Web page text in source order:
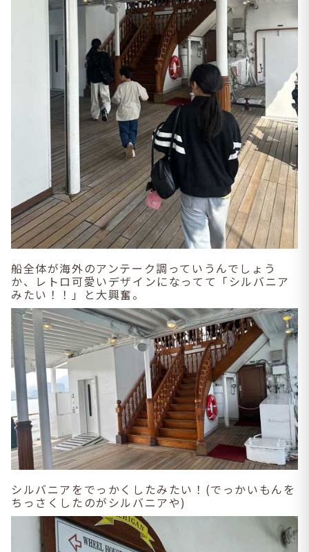
船全体が海外のアンテーク調っていうんでしょう
か、レトロ可愛いデザインになってて「シルバニア
みたい！！」と大興奮。
シルバニアをでっかくしたみたい！(でっかいもんを
ちっさくしたのがシルバニアや)